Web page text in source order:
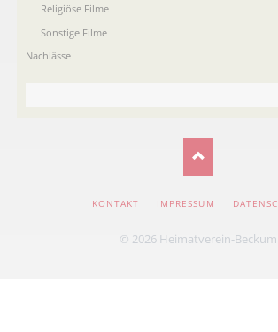
Religiöse Filme
Sonstige Filme
Nachlässe
KONTAKT IMPRESSUM
© 2026 Heimatverein-Beckum